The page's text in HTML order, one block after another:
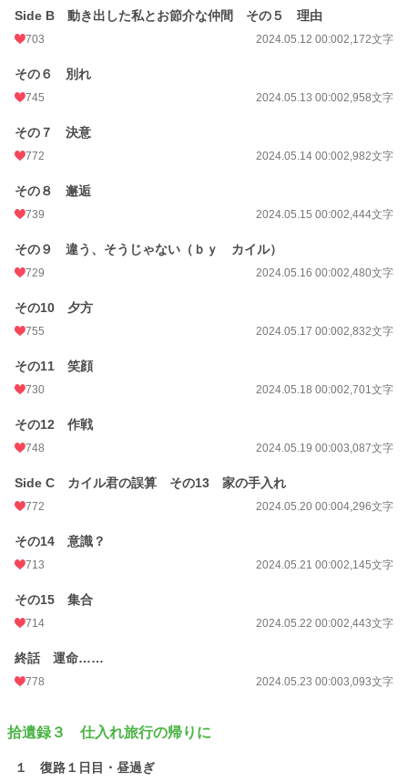
Side B 動き出した私とお節介な仲間 その５ 理由
703 2024.05.12 00:002,172文字
その６ 別れ
745 2024.05.13 00:002,958文字
その７ 決意
772 2024.05.14 00:002,982文字
その８ 邂逅
739 2024.05.15 00:002,444文字
その９ 違う、そうじゃない（ｂｙ カイル）
729 2024.05.16 00:002,480文字
その10 夕方
755 2024.05.17 00:002,832文字
その11 笑顔
730 2024.05.18 00:002,701文字
その12 作戦
748 2024.05.19 00:003,087文字
Side C カイル君の誤算 その13 家の手入れ
772 2024.05.20 00:004,296文字
その14 意識？
713 2024.05.21 00:002,145文字
その15 集合
714 2024.05.22 00:002,443文字
終話 運命……
778 2024.05.23 00:003,093文字
拾遺録３ 仕入れ旅行の帰りに
１ 復路１日目・昼過ぎ